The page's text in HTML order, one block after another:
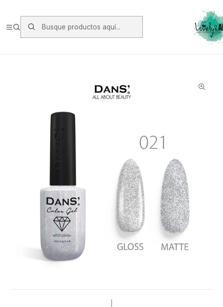
https://www.starken.cl/
Esmalte Dans 021